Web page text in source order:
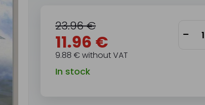
23.96 €
11.96 €
9.88 € without VAT
In stock